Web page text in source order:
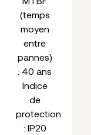
(temps
moyen
entre
pannes)
: 40 ans
Indice
de
protection
: IP20